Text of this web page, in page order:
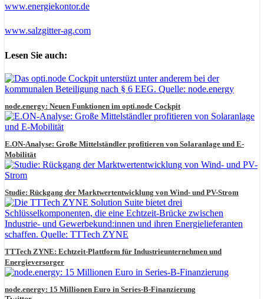
www.energiekontor.de
www.salzgitter-ag.com
Lesen Sie auch:
node.energy: Neuen Funktionen im opti.node Cockpit
E.ON-Analyse: Große Mittelständler profitieren von Solaranlage und E-
Mobilität
Studie: Rückgang der Marktwertentwicklung von Wind- und PV-Strom
TTTech ZYNE: Echtzeit-Plattform für Industrieunternehmen und
Energieversorger
node.energy: 15 Millionen Euro in Series-B-Finanzierung